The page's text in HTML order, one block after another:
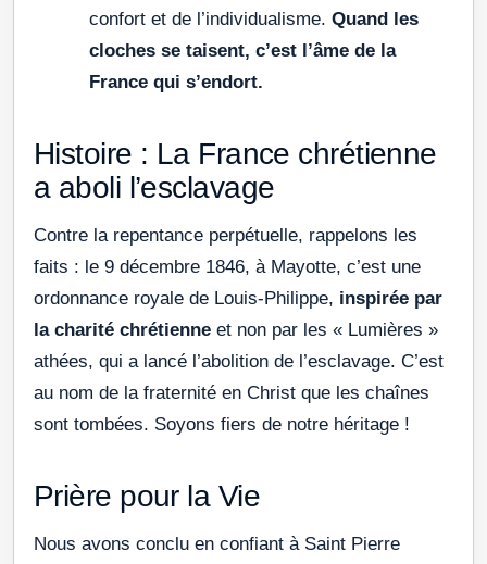
confort et de l’individualisme. Quand les
cloches se taisent, c’est l’âme de la
France qui s’endort.
Histoire : La France chrétienne
a aboli l’esclavage
Contre la repentance perpétuelle, rappelons les
faits : le 9 décembre 1846, à Mayotte, c’est une
ordonnance royale de Louis-Philippe, inspirée par
la charité chrétienne et non par les « Lumières »
athées, qui a lancé l’abolition de l’esclavage. C’est
au nom de la fraternité en Christ que les chaînes
sont tombées. Soyons fiers de notre héritage !
Prière pour la Vie
Nous avons conclu en confiant à Saint Pierre